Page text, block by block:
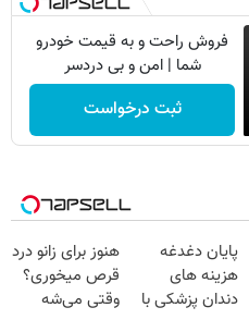
فروش راحت و به قیمت خودرو
شما | امن و بی دردسر
ثبت درخواست
پایان دغدغه
هزینه های
دندان پزشکی با
هنوز برای زانو درد
قرص میخوری؟
وقتی می‌شه